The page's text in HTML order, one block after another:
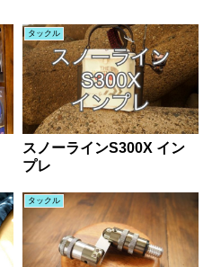
タックル
スノーラインS300X イン
プレ
タックル